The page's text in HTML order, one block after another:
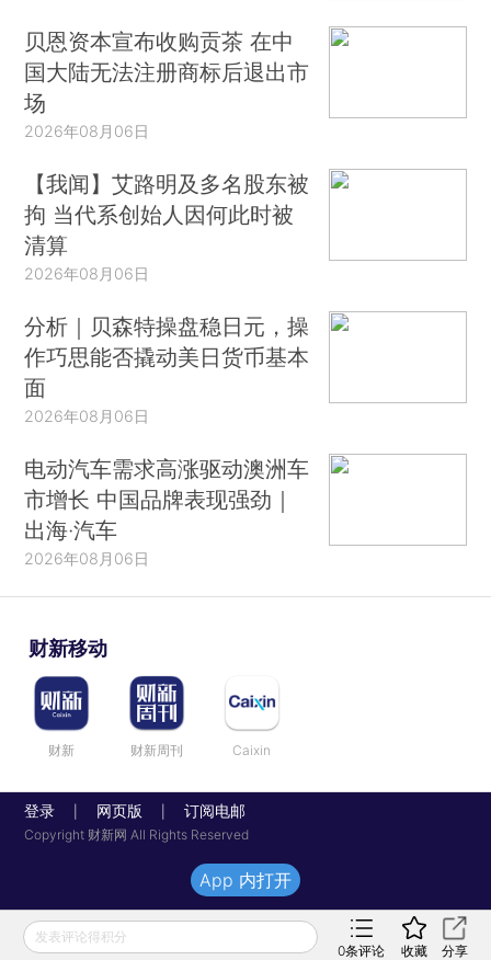
贝恩资本宣布收购贡茶 在中
国大陆无法注册商标后退出市
场
2026年08月06日
【我闻】艾路明及多名股东被
拘 当代系创始人因何此时被
清算
2026年08月06日
分析｜贝森特操盘稳日元，操
作巧思能否撬动美日货币基本
面
2026年08月06日
电动汽车需求高涨驱动澳洲车
市增长 中国品牌表现强劲｜
出海·汽车
2026年08月06日
财新移动
财新 财新周刊 Caixin
登录 网页版 订阅电邮
Copyright 财新网 All Rights Reserved
发表评论得积分
0条评论 收藏 分享
App 内打开